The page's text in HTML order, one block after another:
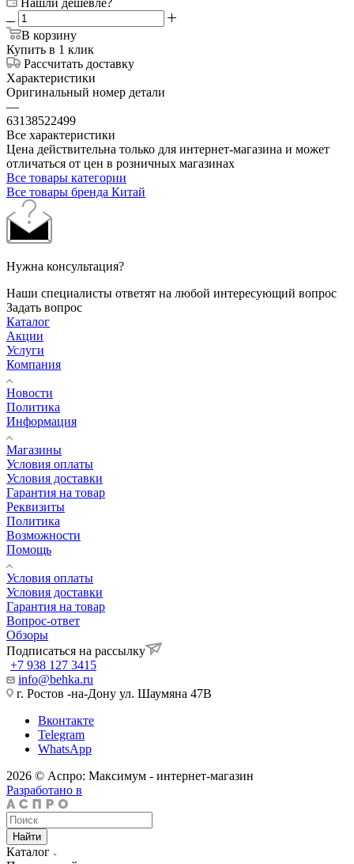
В корзину
Купить в 1 клик
Рассчитать доставку
Характеристики
Оригинальный номер детали
—
63138522499
Все характеристики
Цена действительна только для интернет-магазина и может
отличаться от цен в розничных магазинах
Все товары категории
Все товары бренда Китай
Нужна консультация?
Наши специалисты ответят на любой интересующий вопрос
Задать вопрос
Каталог
Акции
Услуги
Компания
Новости
Политика
Информация
Магазины
Условия оплаты
Условия доставки
Гарантия на товар
Реквизиты
Политика
Возможности
Помощь
Условия оплаты
Условия доставки
Гарантия на товар
Вопрос-ответ
Обзоры
Подписаться на рассылку
+7 938 127 3415
info@behka.ru
г. Ростов -на-Дону ул. Шаумяна 47В
Вконтакте
Telegram
WhatsApp
2026 © Аспро: Максимум - интернет-магазин
Разработано в
Найти
Каталог